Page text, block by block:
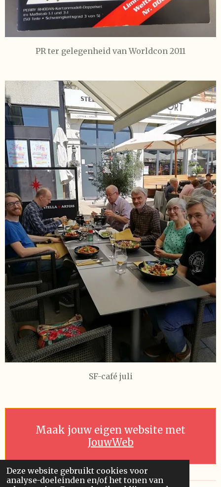
Deze website gebruikt cookies voor
analyse-doeleinden en/of het tonen van
PR ter gelegenheid van Worldcon 2011
SF-café juli
Maak jouw eigen website met
JouwWeb